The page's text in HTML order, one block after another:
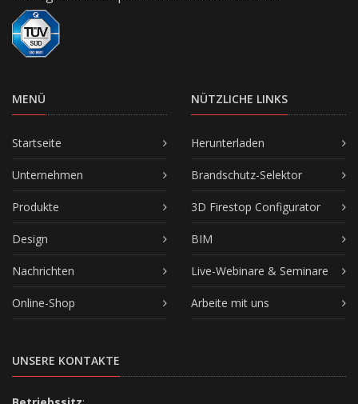
MENÜ
Startseite
Unternehmen
Produkte
Design
Nachrichten
Online-Shop
NÜTZLICHE LINKS
Herunterladen
Brandschutz-Selektor
3D Firestop Configurator
BIM
Live-Webinare & Seminare
Arbeite mit uns
UNSERE KONTAKTE